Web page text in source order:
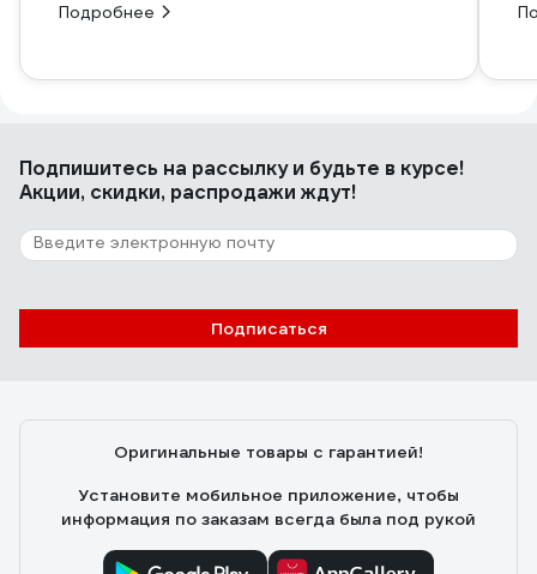
Подробнее
Подпишитесь на рассылкуи будьте в курсе!
Акции, скидки, распродажи ждут!
Подписаться
Оригинальные товары с гарантией!
Установите мобильное приложение, чтобы
информация по заказам всегда была под рукой